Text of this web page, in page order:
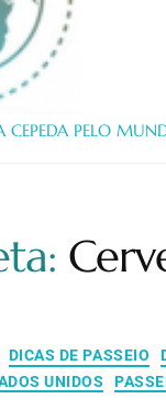
CEPEDA PELO
DICAS DE PASSEIO
UNIDOS